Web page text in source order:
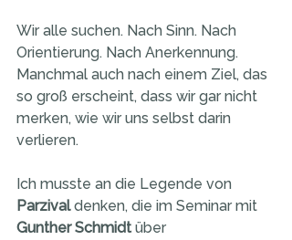
Wir alle suchen. Nach Sinn. Nach
Orientierung. Nach Anerkennung.
Manchmal auch nach einem Ziel, das
so groß erscheint, dass wir gar nicht
merken, wie wir uns selbst darin
verlieren.
Ich musste an die Legende von
Parzival denken, die im Seminar mit
Gunther Schmidt über